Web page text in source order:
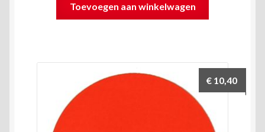
Toevoegen aan winkelwagen
€ 10,40